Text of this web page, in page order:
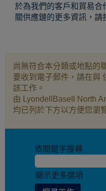
於為我們的客戶和貿易合
關供應鏈的更多資訊，請
尚無符合本分類或地點的
要收到電子郵件，請在與
該工作。
由 LyondellBasell North
均已列於下方以方便您瀏
依關鍵字搜尋
顯示更多選項